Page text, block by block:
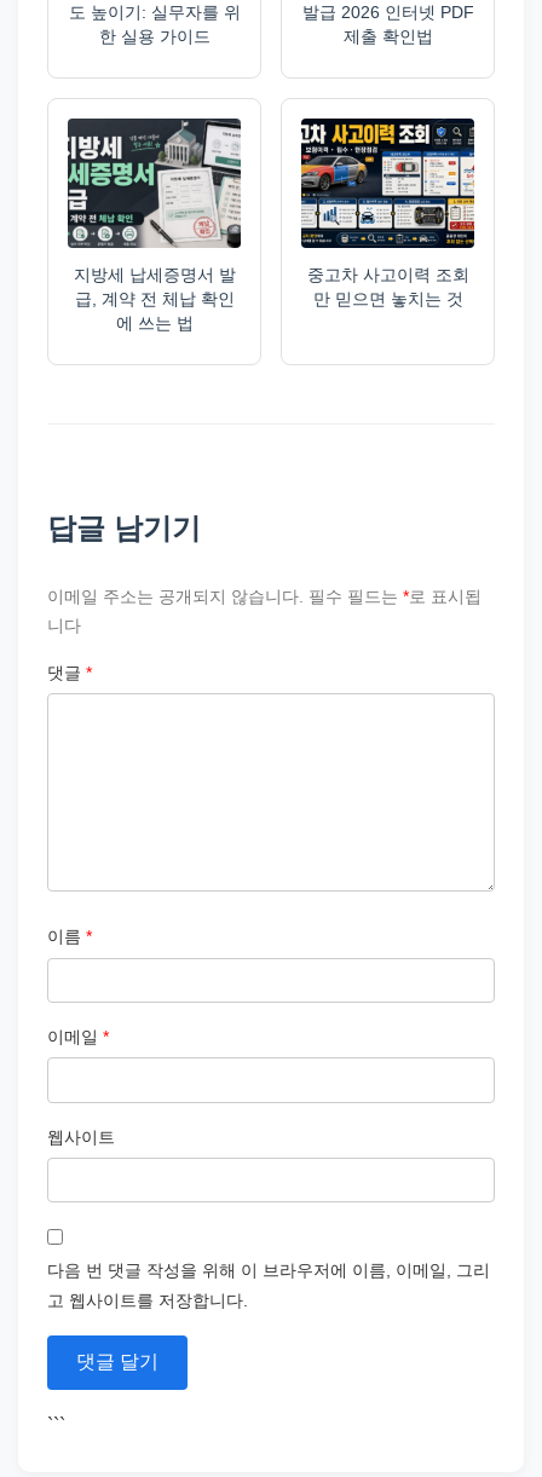
도 높이기: 실무자를 위
한 실용 가이드
발급 2026 인터넷 PDF
제출 확인법
지방세 납세증명서 발
급, 계약 전 체납 확인
에 쓰는 법
중고차 사고이력 조회
만 믿으면 놓치는 것
답글 남기기
이메일 주소는 공개되지 않습니다. 필수 필드는 *로 표시됩
니다
댓글 *
이름 *
이메일 *
웹사이트
다음 번 댓글 작성을 위해 이 브라우저에 이름, 이메일, 그리
고 웹사이트를 저장합니다.
```